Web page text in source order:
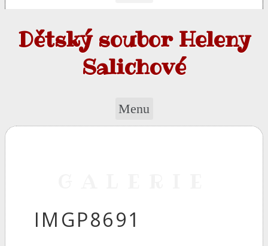
Dětský soubor Heleny
Salichové
Menu
IMGP8691